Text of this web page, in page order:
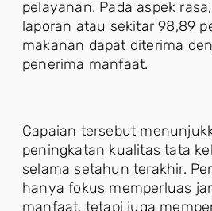
pelayanan. Pada aspek
laporan atau sekitar 98,89
makanan dapat diterima
penerima manfaat.
Capaian tersebut
peningkatan kualitas tata
selama setahun terakhir.
hanya fokus memperluas
manfaat, tetapi juga